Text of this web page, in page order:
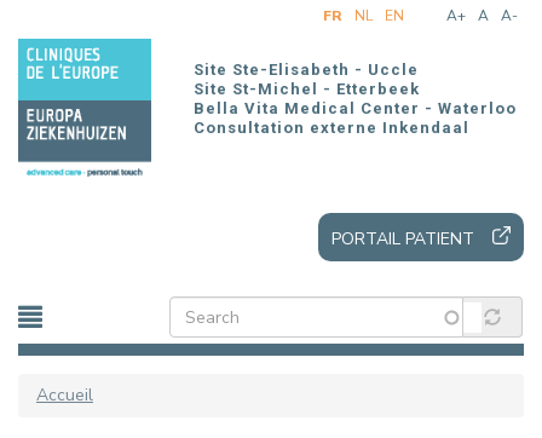
au
contenu
A+ A A-
FR NL EN
Site Ste-Elisabeth - Uccle
Site St-Michel - Etterbeek
Bella Vita Medical Center - Waterloo
Consultation externe Inkendaal
PORTAIL PATIENT
Accueil